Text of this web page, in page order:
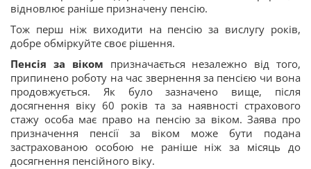
відновлює раніше призначену пенсію.
Тож перш ніж виходити на пенсію за вислугу років,
добре обміркуйте своє рішення.
Пенсія за віком призначається незалежно від того,
припинено роботу на час звернення за пенсією чи вона
продовжується. Як було зазначено вище, після
досягнення віку 60 років та за наявності страхового
стажу особа має право на пенсію за віком. Заява про
призначення пенсії за віком може бути подана
застрахованою особою не раніше ніж за місяць до
досягнення пенсійного віку.